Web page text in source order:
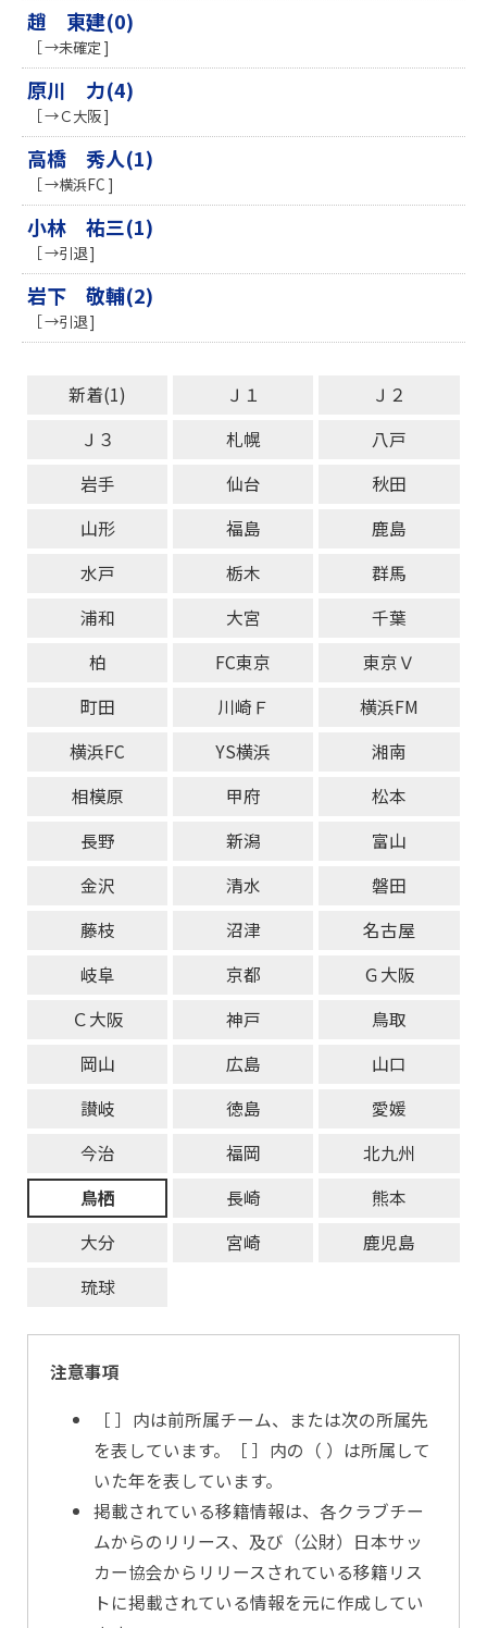
趙 東建(0)
［ →未確定 ]
原川 力(4)
［ →Ｃ大阪 ]
高橋 秀人(1)
［ →横浜FC ]
小林 祐三(1)
［ →引退 ]
岩下 敬輔(2)
［ →引退 ]
新着(1) Ｊ１
Ｊ２
Ｊ３
札幌
八戸
岩手
仙台
秋田
山形
福島
鹿島
水戸
栃木
群馬
浦和
大宮
千葉
柏
FC東京
東京Ｖ
町田
川崎Ｆ
横浜FM
横浜FC
YS横浜
湘南
相模原
甲府
松本
長野
新潟
富山
金沢
清水
磐田
藤枝
沼津
名古屋
岐阜
京都
Ｇ大阪
Ｃ大阪
神戸
鳥取
岡山
広島
山口
讃岐
徳島
愛媛
今治
福岡
北九州
鳥栖
長崎
熊本
大分
宮崎
鹿児島
琉球
注意事項
［ ］内は前所属チーム、または次の所属先
を表しています。［ ］内の（ ）は所属して
いた年を表しています。
掲載されている移籍情報は、各クラブチー
ムからのリリース、及び（公財）日本サッ
カー協会からリリースされている移籍リス
トに掲載されている情報を元に作成してい